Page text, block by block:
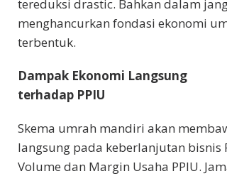
tereduksi drastic. Bahkan dalam
menghancurkan fondasi ekonomi
terbentuk.
Dampak Ekonomi Langsung
terhadap PPIU
Skema umrah mandiri akan
langsung pada keberlanjutan bisnis
Volume dan Margin Usaha PPIU.